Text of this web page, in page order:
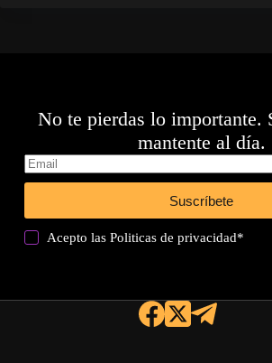
No te pierdas lo importante.
mantente al día.
Suscríbete
Acepto lasPoliticas de privacidad*